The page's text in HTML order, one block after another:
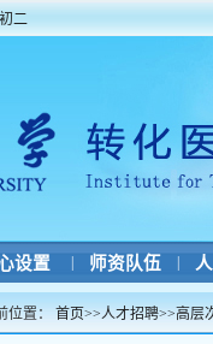
二
设置 师资队伍
位置： 首页>>人才招聘>>高层